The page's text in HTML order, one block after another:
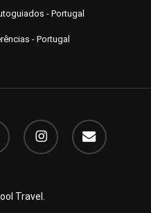
- Portugal
- Portugal
Instagram
o
email
Travel.